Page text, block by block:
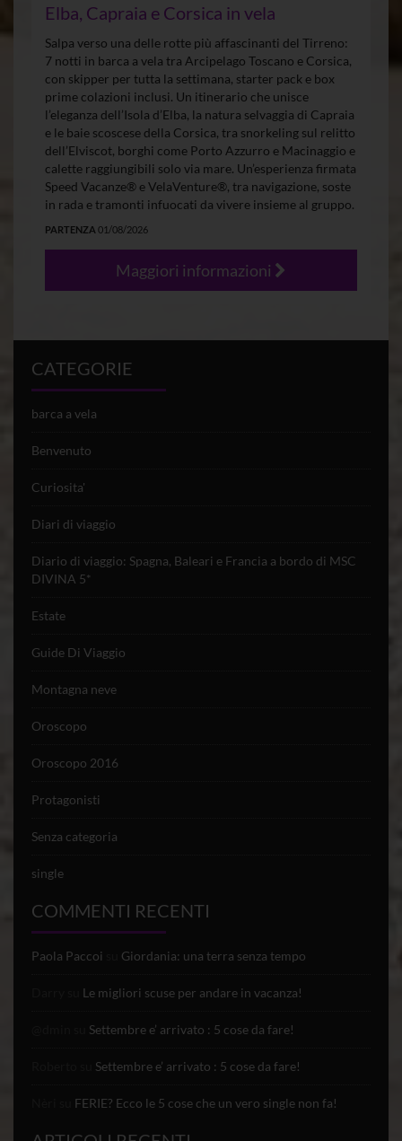
Elba, Capraia e Corsica in vela
Salpa verso una delle rotte più affascinanti del Tirreno:
7 notti in barca a vela tra Arcipelago Toscano e Corsica,
con skipper per tutta la settimana, starter pack e box
prime colazioni inclusi. Un itinerario che unisce
l’eleganza dell’Isola d’Elba, la natura selvaggia di Capraia
e le baie scoscese della Corsica, tra snorkeling sul relitto
dell’Elviscot, borghi come Porto Azzurro e Macinaggio e
calette raggiungibili solo via mare. Un’esperienza firmata
Speed Vacanze® e VelaVenture®, tra navigazione, soste
in rada e tramonti infuocati da vivere insieme al gruppo.
PARTENZA 01/08/2026
Maggiori informazioni
CATEGORIE
barca a vela
Benvenuto
Curiosita'
Diari di viaggio
Diario di viaggio: Spagna, Baleari e Francia a bordo di MSC
DIVINA 5*
Estate
Guide Di Viaggio
Montagna neve
Oroscopo
Oroscopo 2016
Protagonisti
Senza categoria
single
COMMENTI RECENTI
Paola Paccoi Giordania: una terra senza tempo
Le migliori scuse per andare in vacanza!
Settembre e’ arrivato : 5 cose da fare!
Settembre e’ arrivato : 5 cose da fare!
FERIE? Ecco le 5 cose che un vero single non fa!